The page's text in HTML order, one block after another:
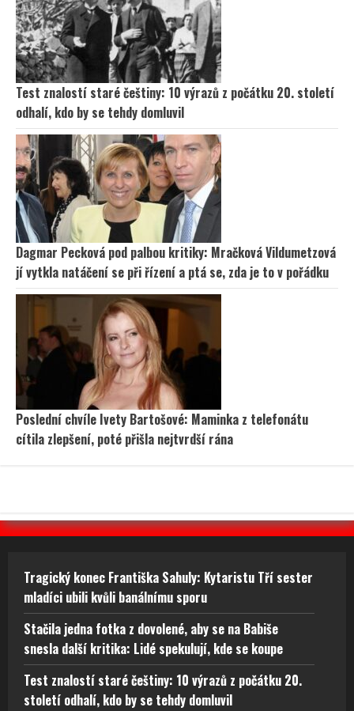
Test znalostí staré češtiny: 10 výrazů z počátku 20. století
odhalí, kdo by se tehdy domluvil
Dagmar Pecková pod palbou kritiky: Mračková Vildumetzová
jí vytkla natáčení se při řízení a ptá se, zda je to v pořádku
Poslední chvíle Ivety Bartošové: Maminka z telefonátu
cítila zlepšení, poté přišla nejtvrdší rána
Tragický konec Františka Sahuly: Kytaristu Tří sester
mladíci ubili kvůli banálnímu sporu
Stačila jedna fotka z dovolené, aby se na Babiše
snesla další kritika: Lidé spekulují, kde se koupe
Test znalostí staré češtiny: 10 výrazů z počátku 20.
století odhalí, kdo by se tehdy domluvil